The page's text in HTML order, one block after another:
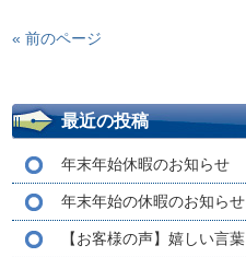
« 前のページ
最近の投稿
年末年始休暇のお知らせ
年末年始の休暇のお知らせ
【お客様の声】嬉しい言葉